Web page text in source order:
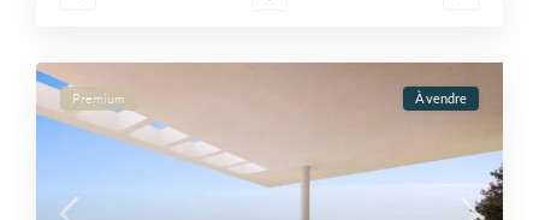
Premium À vendre